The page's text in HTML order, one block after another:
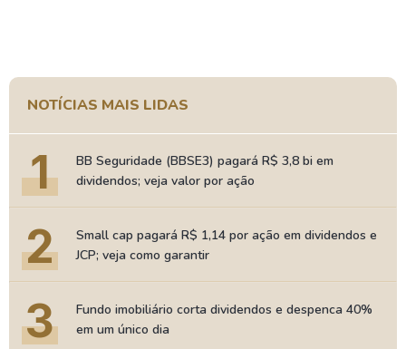
NOTÍCIAS MAIS LIDAS
1
BB Seguridade (BBSE3) pagará R$ 3,8 bi em
dividendos; veja valor por ação
2
Small cap pagará R$ 1,14 por ação em dividendos e
JCP; veja como garantir
3
Fundo imobiliário corta dividendos e despenca 40%
em um único dia